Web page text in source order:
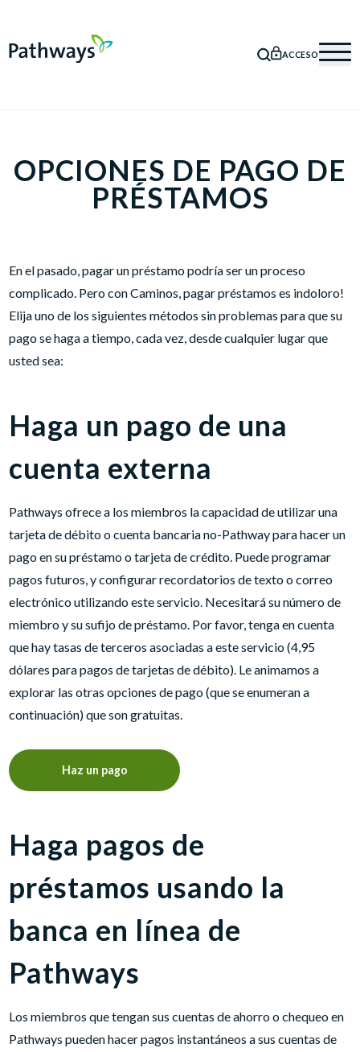
BÚSQUEDA
ACCESO
OPCIONES DE PAGO DE
PRÉSTAMOS
En el pasado, pagar un préstamo podría ser un proceso
complicado. Pero con Caminos, pagar préstamos es indoloro!
Elija uno de los siguientes métodos sin problemas para que su
pago se haga a tiempo, cada vez, desde cualquier lugar que
usted sea:
Haga un pago de una
cuenta externa
Pathways ofrece a los miembros la capacidad de utilizar una
tarjeta de débito o cuenta bancaria no-Pathway para hacer un
pago en su préstamo o tarjeta de crédito. Puede programar
pagos futuros, y configurar recordatorios de texto o correo
electrónico utilizando este servicio. Necesitará su número de
miembro y su sufijo de préstamo. Por favor, tenga en cuenta
que hay tasas de terceros asociadas a este servicio (4,95
dólares para pagos de tarjetas de débito). Le animamos a
explorar las otras opciones de pago (que se enumeran a
continuación) que son gratuitas.
Haz un pago
Haga pagos de
préstamos usando la
banca en línea de
Pathways
Los miembros que tengan sus cuentas de ahorro o chequeo en
Pathways pueden hacer pagos instantáneos a sus cuentas de